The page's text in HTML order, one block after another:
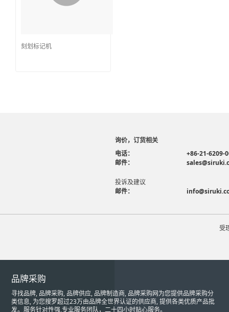
刻划标记机
询价，订货相关
电话：
+86-21-6209-
邮件：
投诉及建议
邮件：
受
品牌采购
寻找品牌, 品牌采购, 品牌供应, 品牌制造商, 品牌采购网为您提供品牌采购分
类信息, 为您搜罗超过23万由品牌全世界认证的供应商, 提供各类优质产品批
发。服务针对性强,专业服务团队，二十四小时贴心服务。